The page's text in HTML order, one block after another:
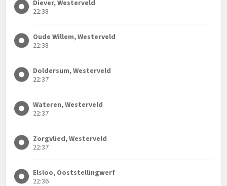
Diever, Westerveld
22:38
Oude Willem, Westerveld
22:38
Doldersum, Westerveld
22:37
Wateren, Westerveld
22:37
Zorgvlied, Westerveld
22:37
Elsloo, Ooststellingwerf
22:36